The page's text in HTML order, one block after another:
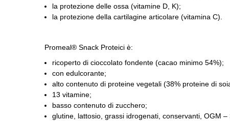
la protezione delle ossa (vitamine D, K);
la protezione della cartilagine articolare (vitamina C).
Promeal® Snack Proteici è:
ricoperto di cioccolato fondente (cacao minimo 54%);
con edulcorante;
alto contenuto di proteine ​​vegetali (38% proteine ​​di
13 vitamine;
basso contenuto di zucchero;
glutine, lattosio, grassi idrogenati, conservanti, OGM –